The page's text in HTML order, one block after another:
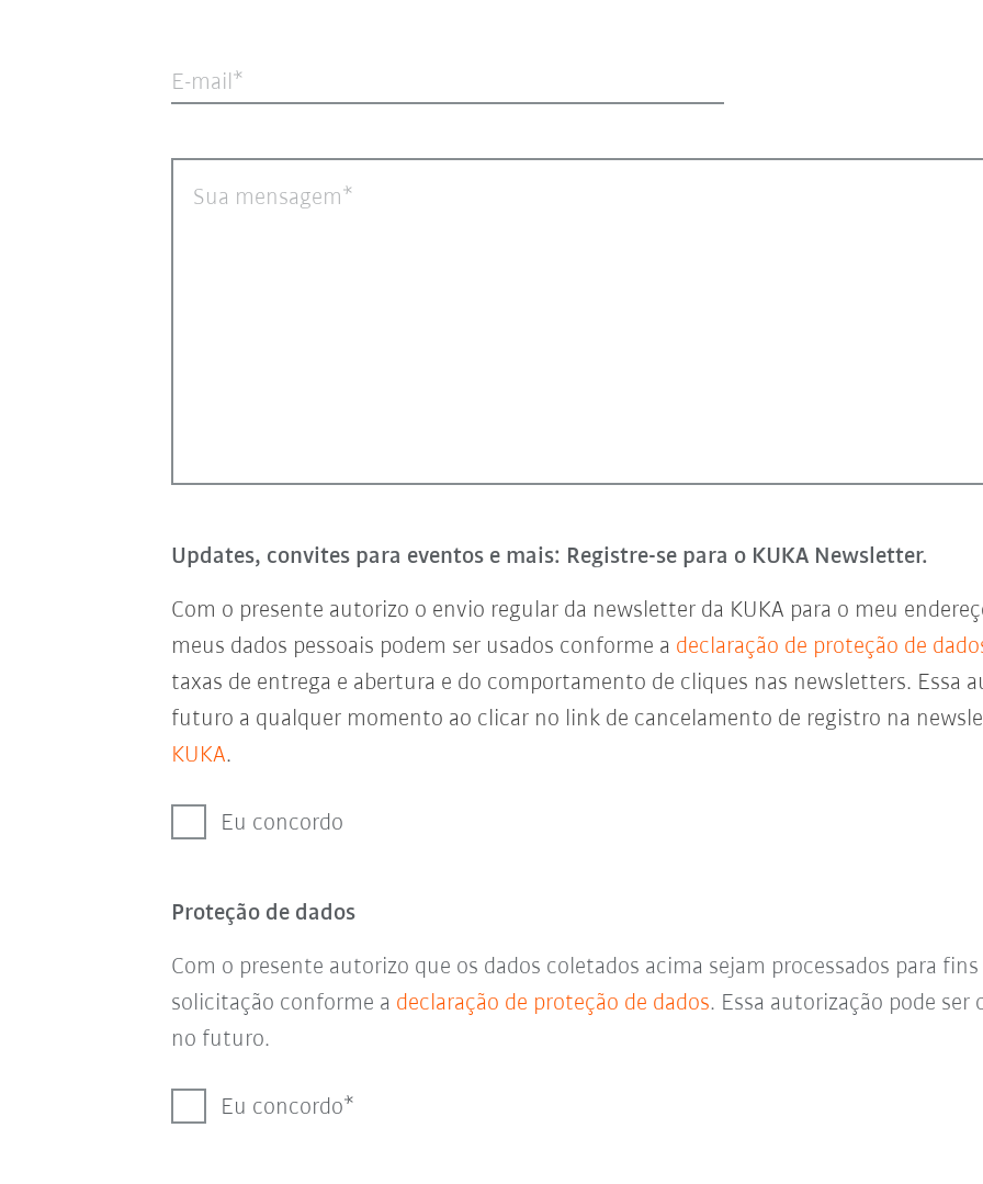
E-mail
Sua mensagem
Updates, convites para eventos e mais: Registre-se para o KUKA Newsletter.
Com o presente autorizo o envio regular da newsletter da KUKA para o meu
meus dados pessoais podem ser usados conforme a declaração de proteção de
taxas de entrega e abertura e do comportamento de cliques nas newsletters. Essa
futuro a qualquer momento ao clicar no link de cancelamento de registro na
KUKA.
Eu concordo
Proteção de dados
Com o presente autorizo que os dados coletados acima sejam processados para
solicitação conforme a declaração de proteção de dados. Essa autorização pode
no futuro.
Eu concordo